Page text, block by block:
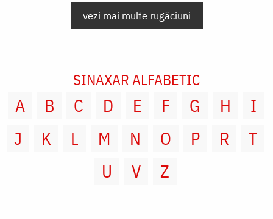
vezi mai multe rugăciuni
SINAXAR ALFABETIC
A B C D E F G H
I
J
K L M N O P R
T
U
V Z